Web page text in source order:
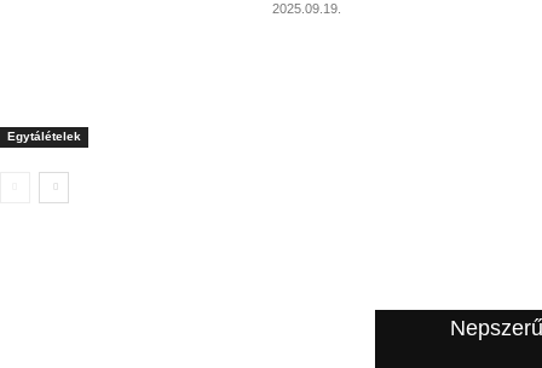
Egytálételek
2025.09.19.